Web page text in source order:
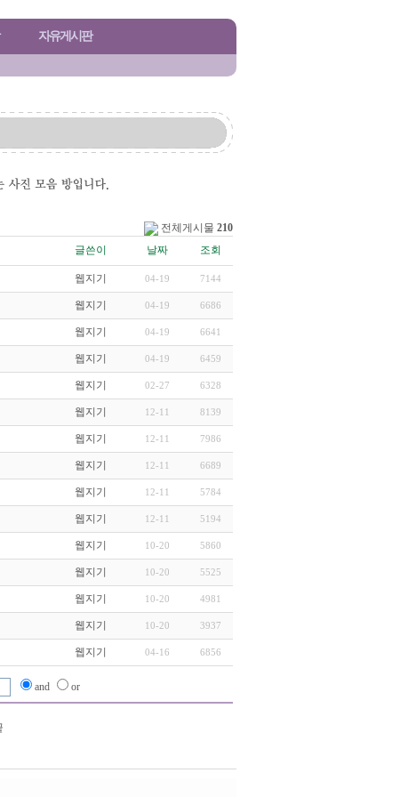
자유게시판
전체게시물 210
글쓴이 날짜 조회
웹지기 04-19 7144
웹지기 04-19 6686
웹지기 04-19 6641
웹지기 04-19 6459
웹지기 02-27 6328
웹지기 12-11 8139
웹지기 12-11 7986
웹지기 12-11 6689
웹지기 12-11 5784
웹지기 12-11 5194
웹지기 10-20 5860
웹지기 10-20 5525
웹지기 10-20 4981
웹지기 10-20 3937
웹지기 04-16 6856
and or